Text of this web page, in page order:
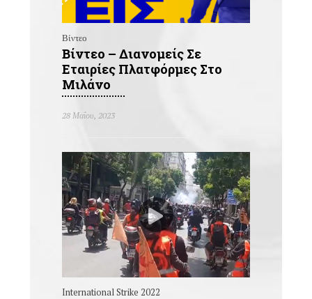
Βίντεο
Βίντεο – Διανομείς Σε
Εταιρίες Πλατφόρμες Στο
Μιλάνο
28 Μαΐου, 2023
International Strike 2022